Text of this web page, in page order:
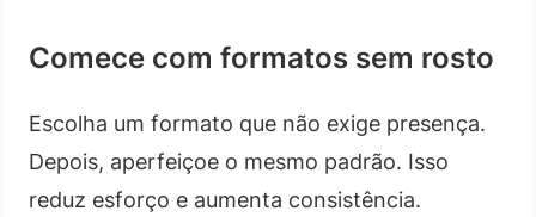
Comece com formatos sem rosto
Escolha um formato que não exige presença.
Depois, aperfeiçoe o mesmo padrão. Isso
reduz esforço e aumenta consistência.